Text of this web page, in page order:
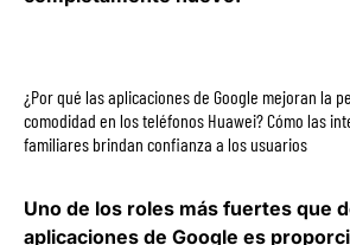
¿Por qué las aplicaciones de Google mejoran la
comodidad en los teléfonos Huawei? Cómo las
familiares brindan confianza a los usuarios
Uno de los roles más fuertes que
aplicaciones de Google es